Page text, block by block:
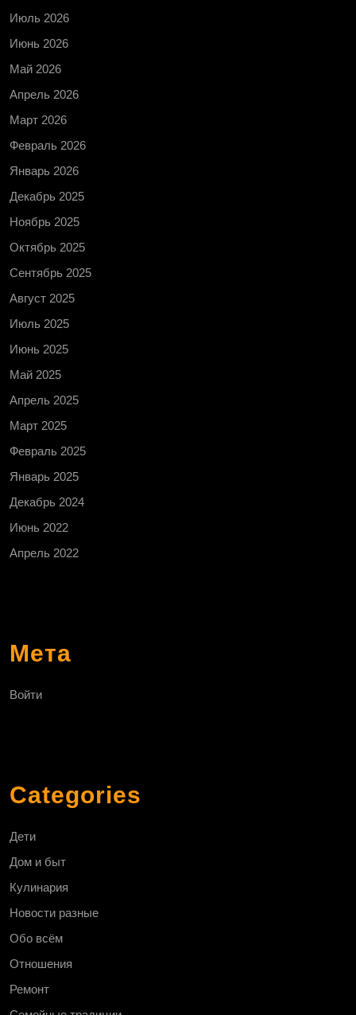
Июль 2026
Июнь 2026
Май 2026
Апрель 2026
Март 2026
Февраль 2026
Январь 2026
Декабрь 2025
Ноябрь 2025
Октябрь 2025
Сентябрь 2025
Август 2025
Июль 2025
Июнь 2025
Май 2025
Апрель 2025
Март 2025
Февраль 2025
Январь 2025
Декабрь 2024
Июнь 2022
Апрель 2022
Мета
Войти
Categories
Дети
Дом и быт
Кулинария
Новости разные
Обо всём
Отношения
Ремонт